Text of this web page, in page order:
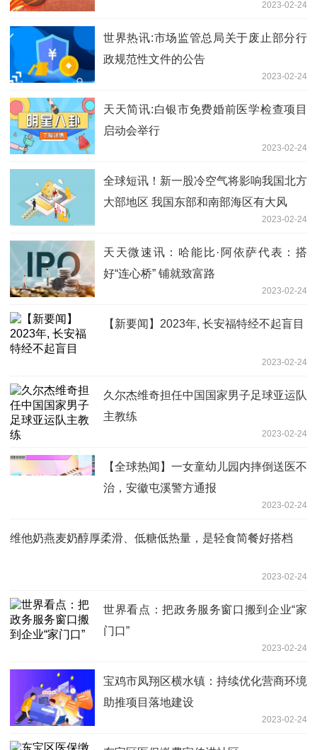
2023-02-24
世界热讯:市场监管总局关于废止部分行
政规范性文件的公告
2023-02-24
天天简讯:白银市免费婚前医学检查项目
启动会举行
2023-02-24
全球短讯！新一股冷空气将影响我国北方
大部地区 我国东部和南部海区有大风
2023-02-24
天天微速讯：哈能比·阿依萨代表：搭
好“连心桥” 铺就致富路
2023-02-24
【新要闻】2023年, 长安福特经不起盲目
2023-02-24
久尔杰维奇担任中国国家男子足球亚运队
主教练
2023-02-24
【全球热闻】一女童幼儿园内摔倒送医不
治，安徽屯溪警方通报
2023-02-24
维他奶燕麦奶醇厚柔滑、低糖低热量，是轻食简餐好搭档
2023-02-24
世界看点：把政务服务窗口搬到企业“家
门口”
2023-02-24
宝鸡市凤翔区横水镇：持续优化营商环境
助推项目落地建设
2023-02-24